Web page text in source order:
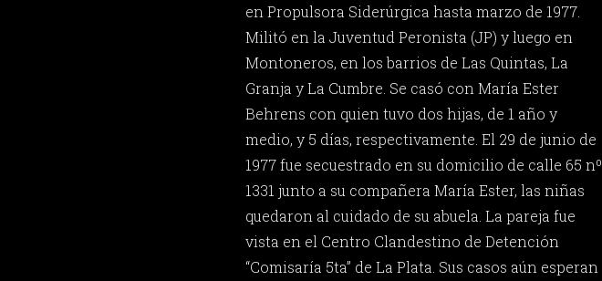
en Propulsora Siderúrgica hasta marzo de 1977.
Militó en la Juventud Peronista (JP) y luego en
Montoneros, en los barrios de Las Quintas, La
Granja y La Cumbre. Se casó con María Ester
Behrens con quien tuvo dos hijas, de 1 año y
medio, y 5 días, respectivamente. El 29 de junio de
1977 fue secuestrado en su domicilio de calle 65 nº
1331 junto a su compañera María Ester, las niñas
quedaron al cuidado de su abuela. La pareja fue
vista en el Centro Clandestino de Detención
“Comisaría 5ta” de La Plata. Sus casos aún esperan